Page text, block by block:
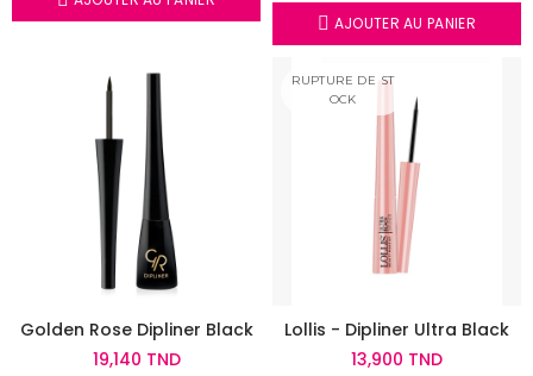
AJOUTER AU PANIER
Golden Rose Dipliner Black
19,140 TND
RUPTURE DE ST
OCK
Lollis - Dipliner Ultra Black
13,900 TND